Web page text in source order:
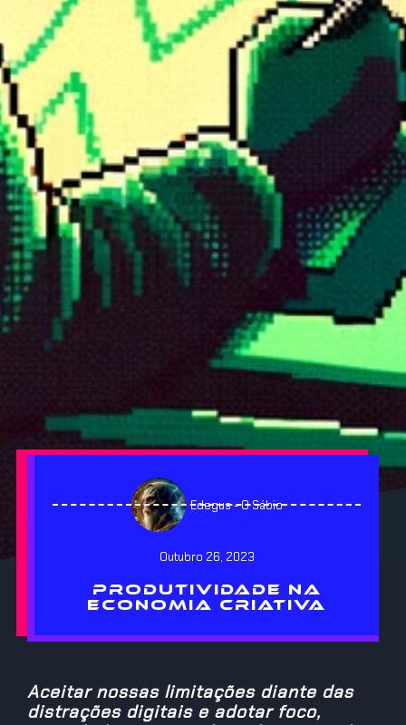
Edegus - O Sábio
Outubro 26, 2023
PRODUTIVIDADE NA
ECONOMIA CRIATIVA
Aceitar nossas limitações diante das
distrações digitais e adotar foco,